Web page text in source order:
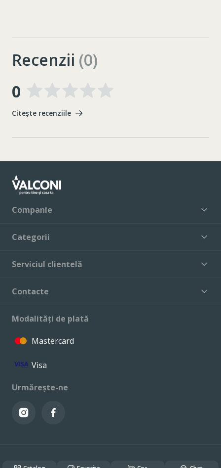
Recenzii (0)
0
Citește recenziile
Companie
Categorii
Serviciul clientelă
Contacte
Modalități de plată
Mastercard
Visa
Urmărește-ne